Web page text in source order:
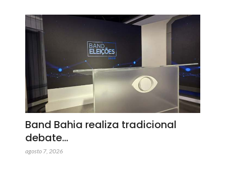
Band Bahia realiza tradicional
debate…
agosto 7, 2026